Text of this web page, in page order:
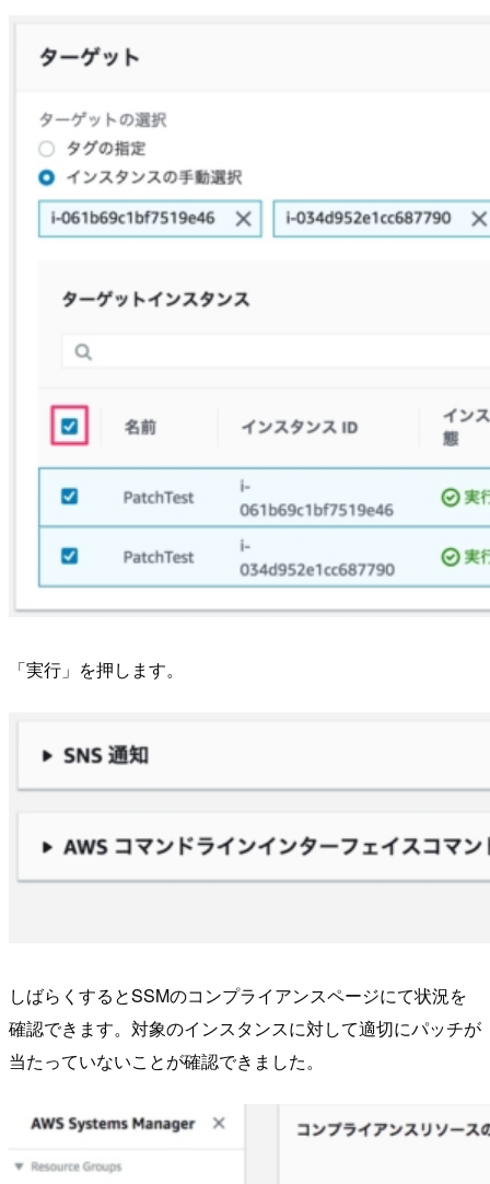
「実行」を押します。
しばらくするとSSMのコンプライアンスページにて状況を
確認できます。対象のインスタンスに対して適切にパッチが
当たっていないことが確認できました。